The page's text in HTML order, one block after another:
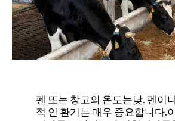
펜 또는 창고의 온도는낮. 펜이
적 인 환기는 매우 중요합니다.